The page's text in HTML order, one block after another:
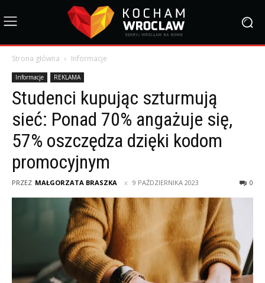
Strona główna Informacje
Informacje REKLAMA
Studenci kupując szturmują
sieć: Ponad 70% angażuje się,
57% oszczędza dzięki kodom
promocyjnym
PRZEZ MAŁGORZATA BRASZKA 9 PAŹDZIERNIKA 2023 0